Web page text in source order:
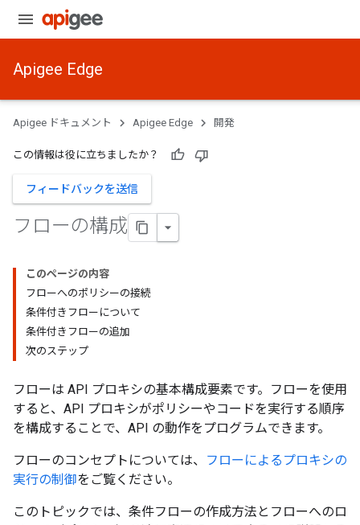
Apigee Edge
Apigee ドキュメント Apigee Edge 開発
この情報は役に立ちましたか？
フィードバックを送信
フローの構成
このページの内容
フローへのポリシーの接続
条件付きフローについて
条件付きフローの追加
次のステップ
フローは API プロキシの基本構成要素です。フローを使用
すると、API プロキシがポリシーやコードを実行する順序
を構成することで、API の動作をプログラムできます。
フローのコンセプトについては、
フローによるプロキシの
実行の制御をご覧ください。
このトピックでは、条件フローの作成方法とフローへのロ